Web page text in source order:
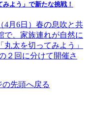
よう」で新たな挑戦！
4月6日）春の息吹と共
で、家族連れが自然に
太を切ってみよう」
２回に分けて開催さ
の先頭へ戻る